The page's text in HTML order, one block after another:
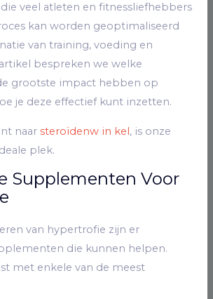
veel atleten en fitnessliefhebbers
kan worden geoptimaliseerd
van training, voeding en
bespreken we welke
grootste impact hebben op
je deze effectief kunt inzetten.
naarsteroïdenw in kel, is onze
plek.
Supplementen Voor
van hypertrofie zijn er
die kunnen helpen.
met enkele van de meest